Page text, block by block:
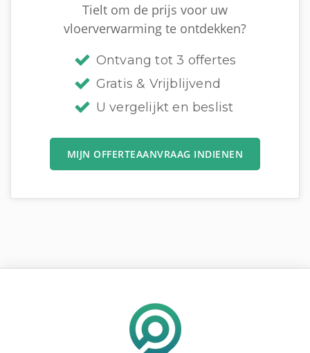
Tielt om de prijs voor uw
vloerverwarming te ontdekken?
Ontvang tot 3 offertes
Gratis & Vrijblijvend
U vergelijkt en beslist
MIJN OFFERTEAANVRAAG INDIENEN